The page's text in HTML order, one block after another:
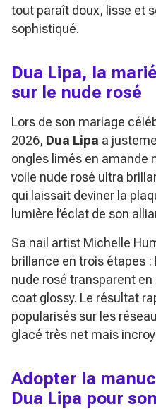
tout paraît doux, lisse et
sophistiqué.
Dua Lipa, la
sur le nude rosé
Lors de son mariage
2026, Dua Lipa a
ongles limés en amande
voile nude rosé ultra
qui laissait deviner la
lumière l’éclat de son
Sa nail artist Michelle
brillance en trois étapes
nude rosé transparent
coat glossy. Le résultat
popularisés sur les
glacé très net mais
Adopter la
Dua Lipa pour